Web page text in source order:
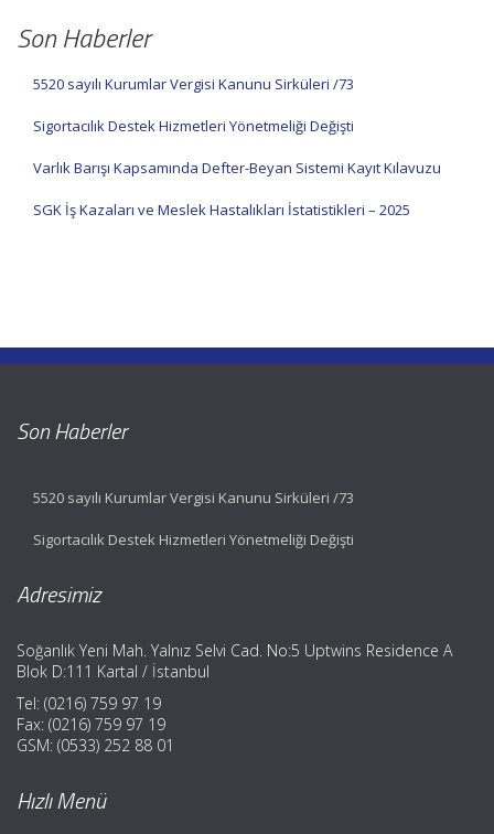
Son Haberler
5520 sayılı Kurumlar Vergisi Kanunu Sirküleri /73
Sigortacılık Destek Hizmetleri Yönetmeliği Değişti
Varlık Barışı Kapsamında Defter-Beyan Sistemi Kayıt Kılavuzu
SGK İş Kazaları ve Meslek Hastalıkları İstatistikleri – 2025
Son Haberler
5520 sayılı Kurumlar Vergisi Kanunu Sirküleri /73
Sigortacılık Destek Hizmetleri Yönetmeliği Değişti
Adresimiz
Soğanlık Yeni Mah. Yalnız Selvi Cad. No:5 Uptwins Residence A
Blok D:111 Kartal / İstanbul
Tel: (0216) 759 97 19
Fax: (0216) 759 97 19
GSM: (0533) 252 88 01
Hızlı Menü